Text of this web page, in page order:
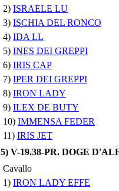
2) ISRAELE LU
3) ISCHIA DEL RONCO
4) IDA LL
5) INES DEI GREPPI
6) IRIS CAP
7) IPER DEI GREPPI
8) IRON LADY
9) ILEX DE BUTY
10) IMMENSA FEDER
11) IRIS JET
5) V-19.38-PR. DOGE
Cavallo
1) IRON LADY EFFE